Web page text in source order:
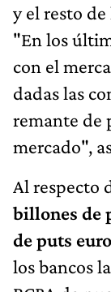
y el resto
"En los
con el
dadas las
remante de
mercado",
Al respecto
billones de
de puts
los bancos